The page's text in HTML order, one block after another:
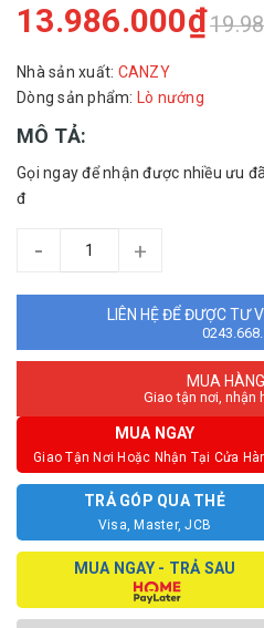
13.986.000₫
Nhà sản xuất: CANZY
Dòng sản phẩm: Lò nướng
MÔ TẢ:
Gọi ngay để nhận được nhiều ưu
đ
- +
LIÊN HỆ ĐỂ ĐƯỢC TƯ
MUA
Giao tận nơi, nhận
MUA NGAY
Giao Tận Nơi Hoặc Nhận Tại Cửa
TRẢ GÓP QUA THẺ
Visa, Master, JCB
MUA NGAY - TRẢ SAU